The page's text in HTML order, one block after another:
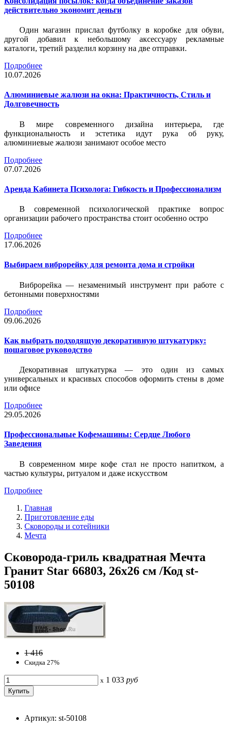
действительно экономит деньги
Один магазин прислал футболку в коробке для обуви,
другой добавил к небольшому аксессуару рекламные
каталоги, третий разделил корзину на две отправки.
Подробнее
10.07.2026
Алюминиевые жалюзи на окна: Практичность, Стиль и
Долговечность
В мире современного дизайна интерьера, где
функциональность и эстетика идут рука об руку,
алюминиевые жалюзи занимают особое место
Подробнее
07.07.2026
Аренда Кабинета Психолога: Гибкость и Профессионализм
В современной психологической практике вопрос
организации рабочего пространства стоит особенно остро
Подробнее
17.06.2026
Выбираем виброрейку для ремонта дома и стройки
Виброрейка — незаменимый инструмент при работе с
бетонными поверхностями
Подробнее
09.06.2026
Как выбрать подходящую декоративную штукатурку:
пошаговое руководство
Декоративная штукатурка — это один из самых
универсальных и красивых способов оформить стены в доме
или офисе
Подробнее
29.05.2026
Профессиональные Кофемашины: Сердце Любого
Заведения
В современном мире кофе стал не просто напитком, а
частью культуры, ритуалом и даже искусством
Подробнее
Главная
Приготовление еды
Сковороды и сотейники
Мечта
Сковорода-гриль квадратная Мечта
Гранит Star 66803, 26х26 см /Код st-
50108
1 416
Скидка 27%
x 1 033 руб
Артикул: st-50108